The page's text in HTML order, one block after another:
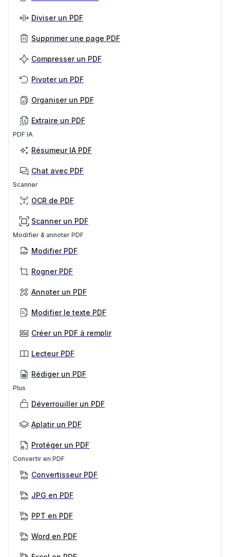
Diviser un PDF
Supprimer une page PDF
Compresser un PDF
Pivoter un PDF
Organiser un PDF
Extraire un PDF
PDF IA
Résumeur IA PDF
Chat avec PDF
Scanner
OCR de PDF
Scanner un PDF
Modifier & annoter PDF
Modifier PDF
Rogner PDF
Annoter un PDF
Modifier le texte PDF
Créer un PDF à remplir
Lecteur PDF
Rédiger un PDF
Plus
Déverrouiller un PDF
Aplatir un PDF
Protéger un PDF
Convertir en PDF
Convertisseur PDF
JPG en PDF
PPT en PDF
Word en PDF